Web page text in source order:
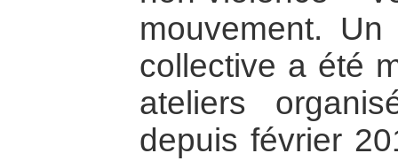
mouvement.
collective a été
ateliers
depuis février